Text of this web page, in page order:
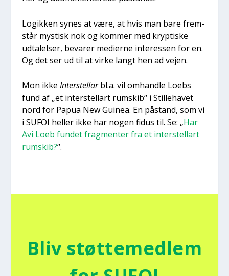
Logik­ken synes at være, at hvis man bare frem­
står mystisk nok og kom­mer med kryp­ti­ske
udta­lel­ser, beva­rer medi­er­ne inter­es­sen for en.
Og det ser ud til at vir­ke langt hen ad vej­en.
Mon ikke Inter­stel­larbl.a. vil omhand­le Loebs
fund af „et inter­stel­lart rum­skib“ i Stil­le­ha­vet
nord for Papua New Gui­nea. En påstand, som vi
i SUFOI hel­ler ikke har nogen fidus til. Se: „Har
Avi Loeb fun­det frag­men­ter fra et inter­stel­lart
rum­skib?“.
Bliv støt­te­med­lem